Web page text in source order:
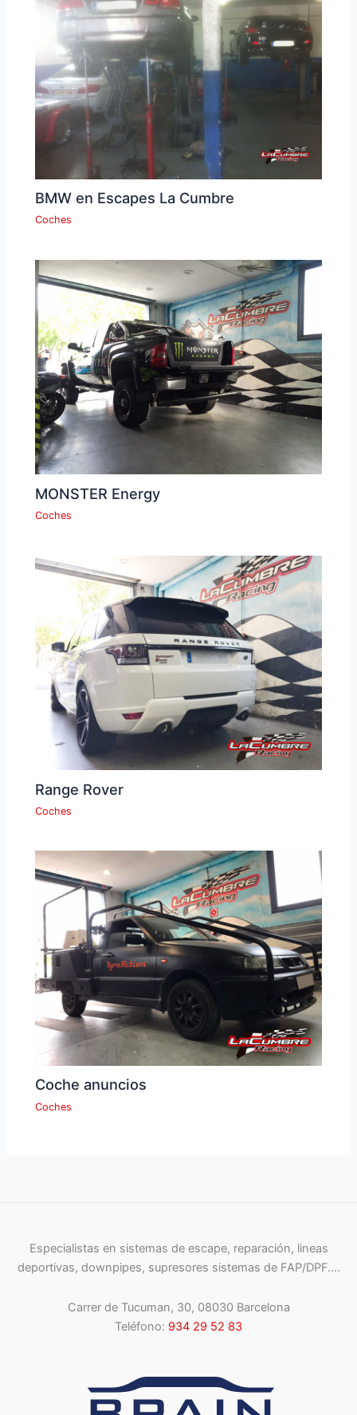
BMW en Escapes La Cumbre
Coches
MONSTER Energy
Coches
Range Rover
Coches
Coche anuncios
Coches
Especialistas en sistemas de escape, reparación, lineas
deportivas, downpipes, supresores sistemas de FAP/DPF….
Carrer de Tucuman, 30, 08030 Barcelona
Teléfono: 934 29 52 83